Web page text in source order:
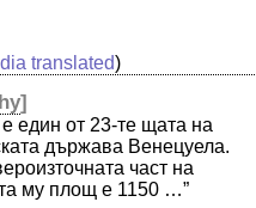
translated)
]
един от 23-те щата на
държава Венецуела.
част на
му площ е 1150 …”